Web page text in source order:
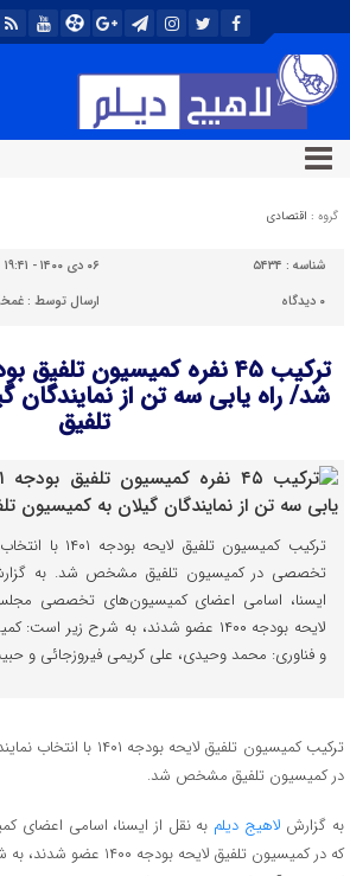
گروه : اقتصادی
شناسه : ۵۴۳۴
۰۶ دی ۱۴۰۰ - ۱۹:۴۱
۰ دیدگاه ارسال توسط :
شد/ راه یابی سه تن از نمایندگان
تلفیق
ترکیب کمیسیون
تخصصی در کمیسیون تلفیق مشخص شد. به
ایسنا، اسامی اعضای کمیسیون‌های تخصصی
لایحه بودجه ۱۴۰۰ عضو شدند، به شرح
‌و فناوری: محمد وحیدی، علی کریمی فیروزجائی و
ترکیب کمیسیون تلفیق
در کمیسیون تلفیق مشخص شد.
به گزارش لاهیج دیلم به نقل از ایسنا، اسامی
که در کمیسیون تلفیق لایحه بودجه ۱۴۰۰ عضو شدند، به شرح زیر است: